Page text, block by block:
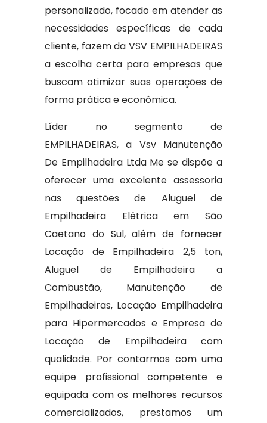
personalizado, focado em atender as
necessidades específicas de cada
cliente, fazem da VSV EMPILHADEIRAS
a escolha certa para empresas que
buscam otimizar suas operações de
forma prática e econômica.
Líder no segmento de
EMPILHADEIRAS, a Vsv Manutenção
De Empilhadeira Ltda Me se dispõe a
oferecer uma excelente assessoria
nas questões de Aluguel de
Empilhadeira Elétrica em São
Caetano do Sul, além de fornecer
Locação de Empilhadeira 2,5 ton,
Aluguel de Empilhadeira a
Combustão, Manutenção de
Empilhadeiras, Locação Empilhadeira
para Hipermercados e Empresa de
Locação de Empilhadeira com
qualidade. Por contarmos com uma
equipe profissional competente e
equipada com os melhores recursos
comercializados, prestamos um